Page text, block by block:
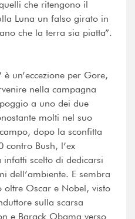
che ritengono il
Luna un falso girato in
che la terra sia piatta”.
è un’eccezione per Gore,
nella campagna
a uno dei due
molti nel suo
dopo la sconfitta
contro Bush, l’ex
infatti scelto di dedicarsi
dell’ambiente. E sembra
oltre Oscar e Nobel, visto
sulla scarsa
e Barack Obama verso